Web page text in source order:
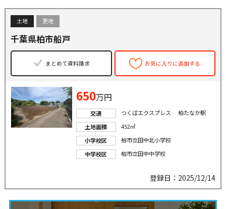
土地 更地
千葉県柏市船戸
まとめて資料請求 お気に入りに追加する
650万円
交通
つくばエクスプレス 柏たなか駅
土地面積
452㎡
小学校区
柏市立田中北小学校
中学校区
柏市立田中中学校
登録日：2025/12/14